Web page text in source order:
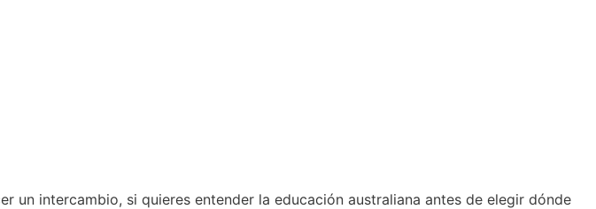
un intercambio, si quieres entender la educación australiana antes de elegir dónde